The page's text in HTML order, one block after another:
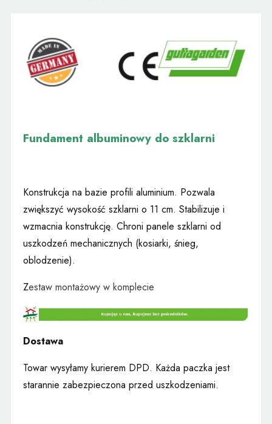
Fundament albuminowy do szklarni
Konstrukcja na bazie profili aluminium. Pozwala
zwiększyć wysokość szklarni o 11 cm. Stabilizuje i
wzmacnia konstrukcję. Chroni panele szklarni od
uszkodzeń mechanicznych (kosiarki, śnieg,
oblodzenie).
Zestaw montażowy w komplecie
Dostawa
Towar wysyłamy kurierem DPD. Każda paczka jest
starannie zabezpieczona przed uszkodzeniami.